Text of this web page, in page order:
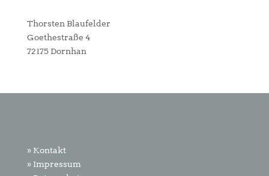
Thorsten Blaufelder
Goethestraße 4
72175 Dornhan
» Kontakt
» Impressum